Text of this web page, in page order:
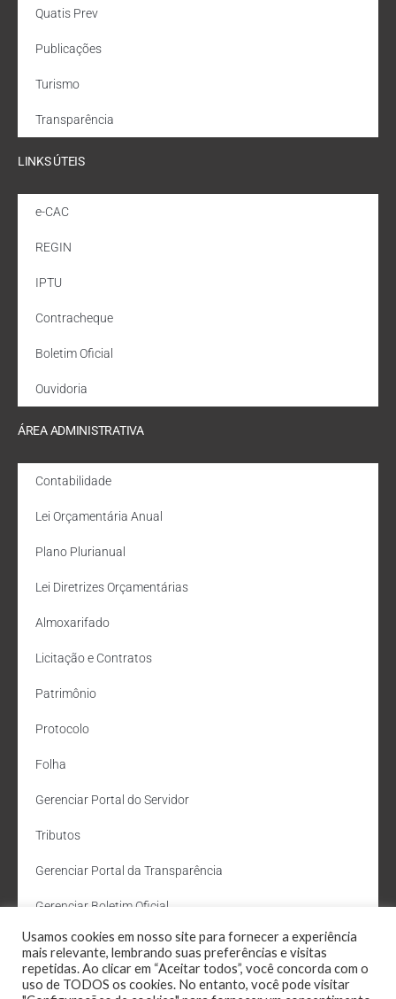
Quatis Prev
Publicações
Turismo
Transparência
LINKS ÚTEIS
e-CAC
REGIN
IPTU
Contracheque
Boletim Oficial
Ouvidoria
ÁREA ADMINISTRATIVA
Contabilidade
Lei Orçamentária Anual
Plano Plurianual
Lei Diretrizes Orçamentárias
Almoxarifado
Licitação e Contratos
Patrimônio
Protocolo
Folha
Gerenciar Portal do Servidor
Tributos
Gerenciar Portal da Transparência
Gerenciar Boletim Oficial
Departamento de Água e Esgoto
Administração Site
Usamos cookies em nosso site para fornecer a experiência
mais relevante, lembrando suas preferências e visitas
repetidas. Ao clicar em “Aceitar todos”, você concorda com o
uso de TODOS os cookies. No entanto, você pode visitar